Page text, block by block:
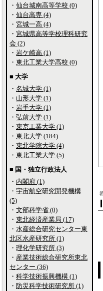
・ 仙台城南高等学校 (0)
・ 仙台高専 (4)
・ 宮城一高 (4)
・ 宮城県高等学校理科研究
会 (2)
・ 岩ケ崎高 (1)
・ 東北工業大学高校 (0)
■ 大学
・ 名城大学 (1)
・ 山形大学 (1)
・ 岩手大学 (1)
・ 弘前大学 (1)
・ 東京工業大学 (1)
・ 東北大学 (184)
・ 東北学院大学 (4)
・ 東北工業大学 (5)
■ 国・独立行政法人
・ 内閣府 (1)
・ 宇宙航空研究開発機構
(5)
・ 文部科学省 (0)
・ 東北経済産業局 (17)
・ 水産総合研究センター東
北区水産研究所 (1)
・ 理化学研究所 (3)
・ 産業技術総合研究所東北
センター (36)
・ 科学技術振興機構 (1)
・ 防災科学技術研究所 (1)